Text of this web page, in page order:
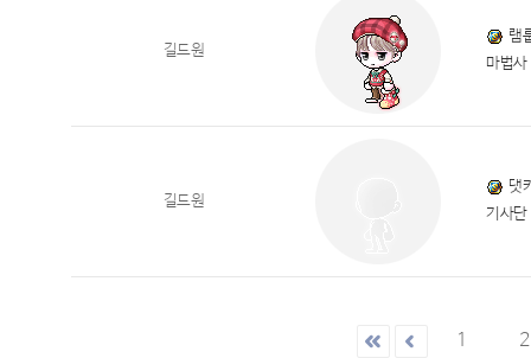
길드원
램
마법사
길드원
댓
기사단
1 2